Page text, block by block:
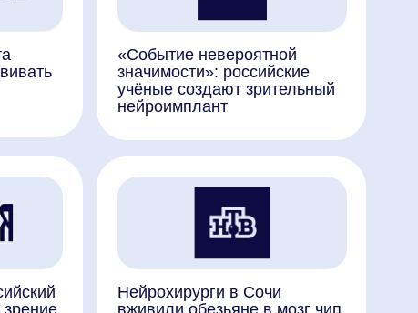
Нейрохирурги в Сочи
вживили обезьяне в мозг чип
для восстановления зрения